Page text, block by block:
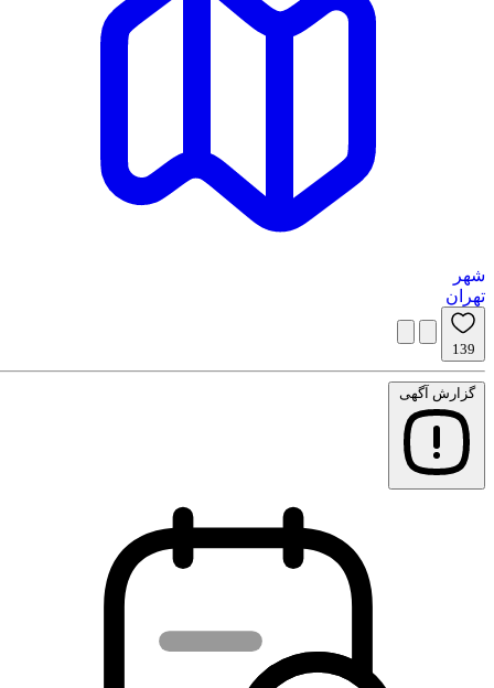
شهر
تهران
139
گزارش آگهی